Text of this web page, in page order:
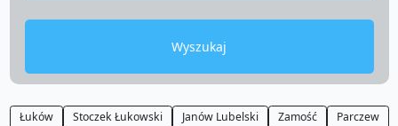
Wyszukaj
Łuków Stoczek Łukowski Janów Lubelski Zamość
Parczew